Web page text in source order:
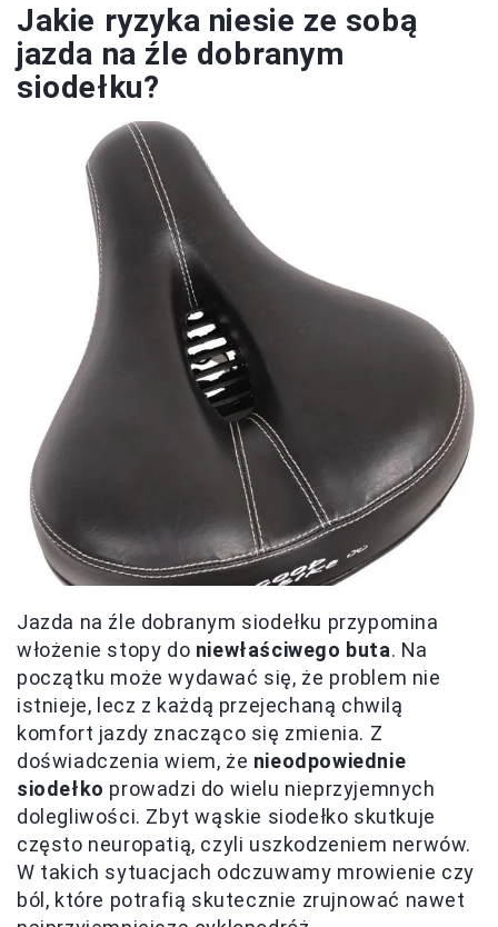
Jakie ryzyka niesie ze sobą
jazda na źle dobranym
siodełku?
Jazda na źle dobranym siodełku przypomina
włożenie stopy do niewłaściwego buta. Na
początku może wydawać się, że problem nie
istnieje, lecz z każdą przejechaną chwilą
komfort jazdy znacząco się zmienia. Z
doświadczenia wiem, że nieodpowiednie
siodełko prowadzi do wielu nieprzyjemnych
dolegliwości. Zbyt wąskie siodełko skutkuje
często neuropatią, czyli uszkodzeniem nerwów.
W takich sytuacjach odczuwamy mrowienie czy
ból, które potrafią skutecznie zrujnować nawet